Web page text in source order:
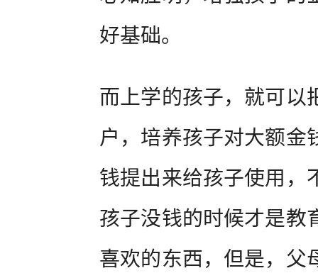
好基础。
而上学的孩子，就可以
户，培养孩子对大额金
钱提出来给孩子使用，
孩子没钱的时候才是教
喜欢的东西，但是，父